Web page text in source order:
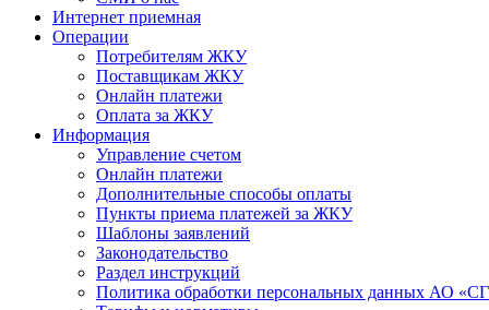
Интернет приемная
Операции
Потребителям ЖКУ
Поставщикам ЖКУ
Онлайн платежи
Оплата за ЖКУ
Информация
Управление счетом
Онлайн платежи
Дополнительные способы оплаты
Пункты приема платежей за ЖКУ
Шаблоны заявлений
Законодательство
Раздел инструкций
Политика обработки персональных данных АО